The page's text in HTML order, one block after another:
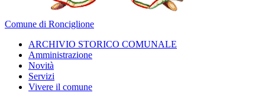
Comune di Ronciglione
ARCHIVIO STORICO COMUNALE
Amministrazione
Novità
Servizi
Vivere il comune